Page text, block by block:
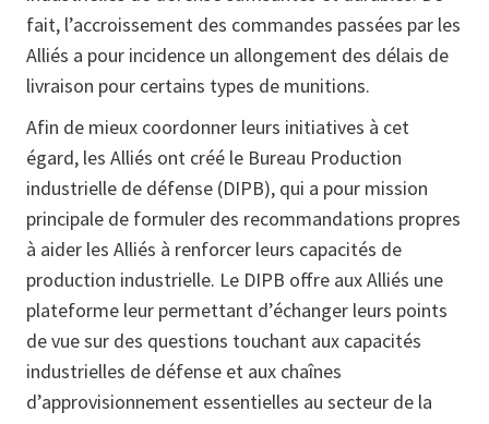
fait, l’accroissement des commandes passées par les
Alliés a pour incidence un allongement des délais de
livraison pour certains types de munitions.
Afin de mieux coordonner leurs initiatives à cet
égard, les Alliés ont créé le Bureau Production
industrielle de défense (DIPB), qui a pour mission
principale de formuler des recommandations propres
à aider les Alliés à renforcer leurs capacités de
production industrielle. Le DIPB offre aux Alliés une
plateforme leur permettant d’échanger leurs points
de vue sur des questions touchant aux capacités
industrielles de défense et aux chaînes
d’approvisionnement essentielles au secteur de la